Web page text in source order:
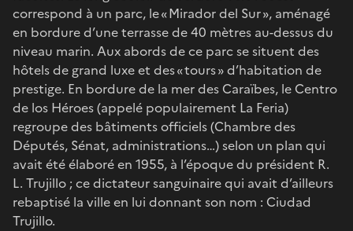
correspond à un parc, le « Mirador del Sur », aménagé
en bordure d’une terrasse de 40 mètres au-dessus du
niveau marin. Aux abords de ce parc se situent des
hôtels de grand luxe et des « tours » d’habitation de
prestige. En bordure de la mer des Caraïbes, le Centro
de los Héroes (appelé populairement La Feria)
regroupe des bâtiments officiels (Chambre des
Députés, Sénat, administrations…) selon un plan qui
avait été élaboré en 1955, à l’époque du président R.
L. Trujillo ; ce dictateur sanguinaire qui avait d’ailleurs
rebaptisé la ville en lui donnant son nom : Ciudad
Trujillo.